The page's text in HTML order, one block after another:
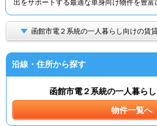
出をサポートする最適な単身向け物件を豊富
函館市電２系統の一人暮らし向けの賃
沿線・住所から探す
函館市電２系統の一人暮ら
物件一覧へ